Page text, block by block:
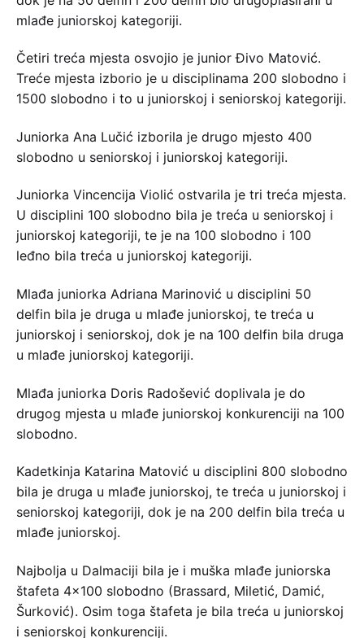
mlađe juniorskoj kategoriji.
Četiri treća mjesta osvojio je junior Đivo Matović.
Treće mjesta izborio je u disciplinama 200 slobodno i
1500 slobodno i to u juniorskoj i seniorskoj kategoriji.
Juniorka Ana Lučić izborila je drugo mjesto 400
slobodno u seniorskoj i juniorskoj kategoriji.
Juniorka Vincencija Violić ostvarila je tri treća mjesta.
U disciplini 100 slobodno bila je treća u seniorskoj i
juniorskoj kategoriji, te je na 100 slobodno i 100
leđno bila treća u juniorskoj kategoriji.
Mlađa juniorka Adriana Marinović u disciplini 50
delfin bila je druga u mlađe juniorskoj, te treća u
juniorskoj i seniorskoj, dok je na 100 delfin bila druga
u mlađe juniorskoj kategoriji.
Mlađa juniorka Doris Radošević doplivala je do
drugog mjesta u mlađe juniorskoj konkurenciji na 100
slobodno.
Kadetkinja Katarina Matović u disciplini 800 slobodno
bila je druga u mlađe juniorskoj, te treća u juniorskoj i
seniorskoj kategoriji, dok je na 200 delfin bila treća u
mlađe juniorskoj.
Najbolja u Dalmaciji bila je i muška mlađe juniorska
štafeta 4×100 slobodno (Brassard, Miletić, Damić,
Šurković). Osim toga štafeta je bila treća u juniorskoj
i seniorskoj konkurenciji.